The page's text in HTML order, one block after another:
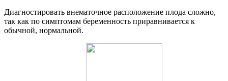
Диагностировать внематочное расположение плода сложно,
так как по симптомам беременность приравнивается к
обычной, нормальной.